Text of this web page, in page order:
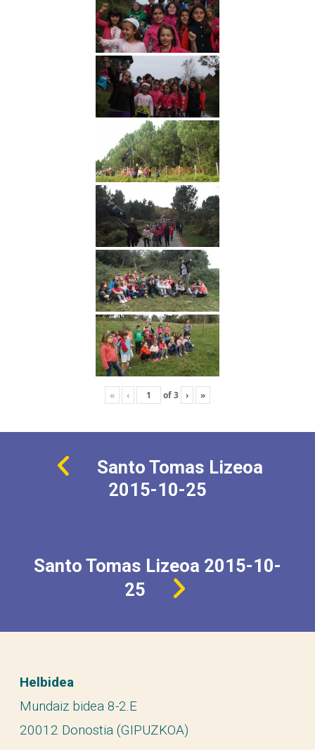
« ‹ of3 › »
Santo Tomas Lizeoa
2015-10-25
Santo Tomas Lizeoa 2015-10-
25
Helbidea
Mundaiz bidea 8-2.E
20012 Donostia (GIPUZKOA)